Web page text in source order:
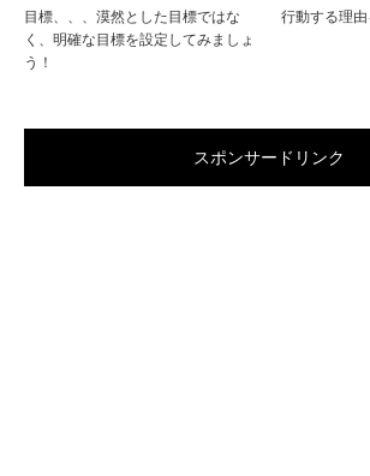
目標、、、漠然とした目標ではな
く、明確な目標を設定してみましょ
う！
行動する理由
スポンサードリンク